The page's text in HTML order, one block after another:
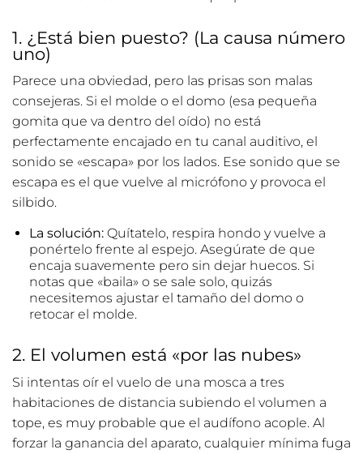
1. ¿Está bien puesto? (La causa número
uno)
Parece una obviedad, pero las prisas son malas
consejeras. Si el molde o el domo (esa pequeña
gomita que va dentro del oído) no está
perfectamente encajado en tu canal auditivo, el
sonido se «escapa» por los lados. Ese sonido que se
escapa es el que vuelve al micrófono y provoca el
silbido.
La solución:Quítatelo, respira hondo y vuelve a
ponértelo frente al espejo. Asegúrate de que
encaja suavemente pero sin dejar huecos. Si
notas que «baila» o se sale solo, quizás
necesitemos ajustar el tamaño del domo o
retocar el molde.
2. El volumen está «por las nubes»
Si intentas oír el vuelo de una mosca a tres
habitaciones de distancia subiendo el volumen a
tope, es muy probable que el audífono acople. Al
forzar la ganancia del aparato, cualquier mínima fuga